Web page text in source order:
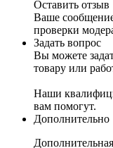
Оставить отзыв
Ваше
проверки
Задать вопрос
Вы можете
товару или
Наши
вам помогут.
Дополнительно